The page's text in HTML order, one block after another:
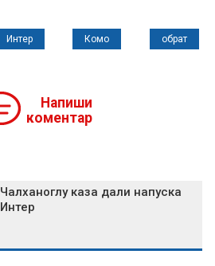
Интер Комо обрат
Напиши
коментар
Чалханоглу каза дали напуска
Интер